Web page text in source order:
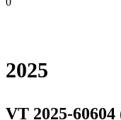
2025
VT 2025-